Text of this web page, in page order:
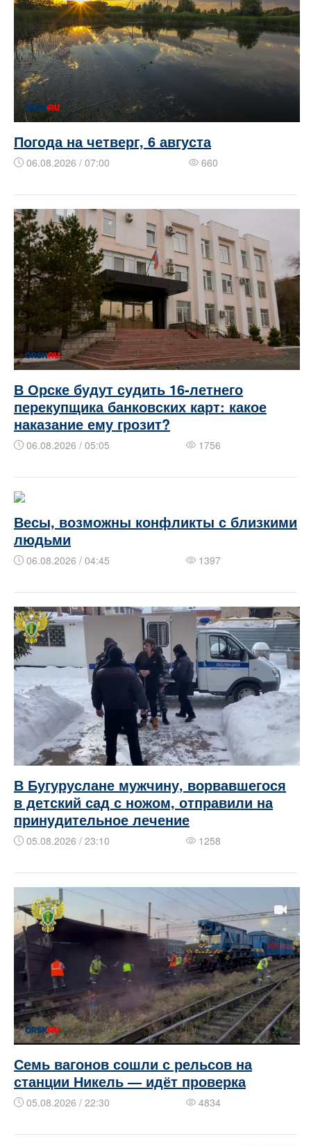
Погода на четверг, 6 августа
06.08.2026 / 07:00 660
В Орске будут судить 16‑летнего
перекупщика банковских карт: какое
наказание ему грозит?
06.08.2026 / 05:05 1756
Весы, возможны конфликты с близкими
людьми
06.08.2026 / 04:45 1397
В Бугуруслане мужчину, ворвавшегося
в детский сад с ножом, отправили на
принудительное лечение
05.08.2026 / 23:10 1258
Семь вагонов сошли с рельсов на
станции Никель — идёт проверка
05.08.2026 / 22:30 4834